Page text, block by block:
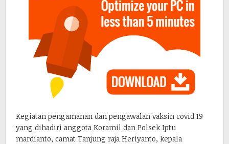
Kegiatan pengamanan dan pengawalan vaksin covid 19
yang dihadiri anggota Koramil dan Polsek Iptu
mardianto, camat Tanjung raja Heriyanto, kepala